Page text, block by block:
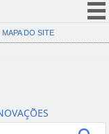
(COVID-19)
Canais
MAPA DO SITE